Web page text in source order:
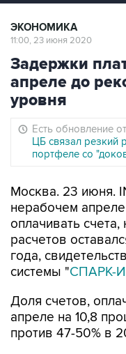
ЭКОНОМИКА
11:00, 23 июня 2020
Задержки
апреле до
уровня
Есть обновление
ЦБ связал резкий
портфеле со
Москва. 23 июня.
нерабочем
оплачивать
расчетов
года,
системы "СПАРК-
Доля счетов,
апреле на 10,8
против 47-50% в